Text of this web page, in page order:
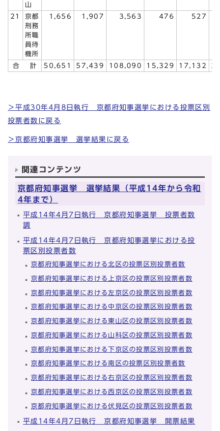
山
21
京都
刑務
所職
員待
機所
1,656 1,907 3,563 476 527
合 計 50,651 57,439 108,090 15,329 17,132
＞平成30年4月8日執行 京都府知事選挙における投票区別
投票者数に戻る
＞京都府知事選挙 選挙結果に戻る
関連コンテンツ
京都府知事選挙 選挙結果（平成14年から令和
4年まで）
平成14年4月7日執行 京都府知事選挙 投票者数
調
平成14年4月7日執行 京都府知事選挙における投
票区別投票者数
京都府知事選挙における北区の投票区別投票者数
京都府知事選挙における上京区の投票区別投票者数
京都府知事選挙における左京区の投票区別投票者数
京都府知事選挙における中京区の投票区別投票者数
京都府知事選挙における東山区の投票区別投票者数
京都府知事選挙における山科区の投票区別投票者数
京都府知事選挙における下京区の投票区別投票者数
京都府知事選挙における南区の投票区別投票者数
京都府知事選挙における右京区の投票区別投票者数
京都府知事選挙における西京区の投票区別投票者数
京都府知事選挙における伏見区の投票区別投票者数
平成14年4月7日執行 京都府知事選挙 開票結果